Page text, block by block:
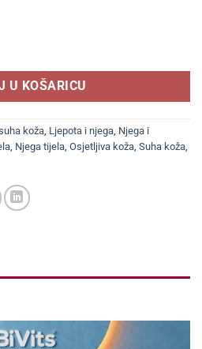
100ml, Za sve tipove kože, posebno
U KOŠARICU
koža Ljepota i njega Njega i
Njega tijela Osjetljiva koža Suha koža